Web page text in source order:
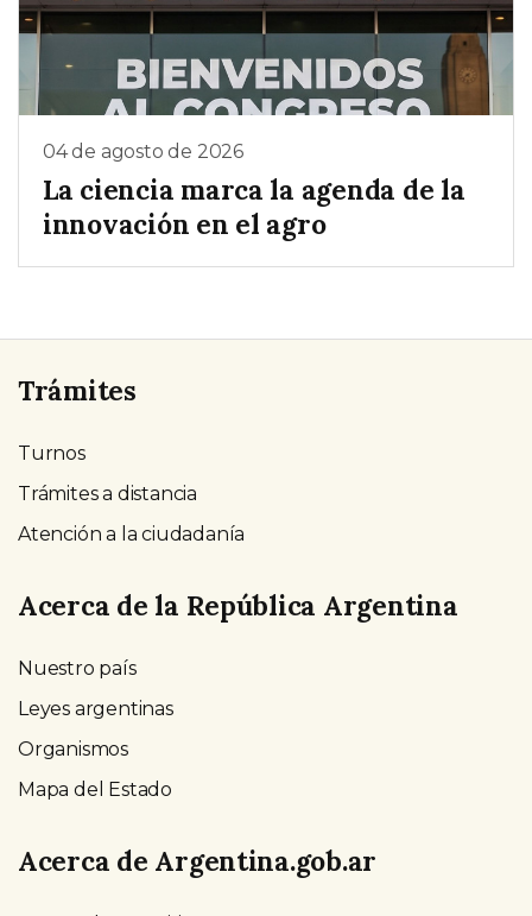
04 de agosto de 2026
La ciencia marca la agenda de la
innovación en el agro
Trámites
Turnos
Trámites a distancia
Atención a la ciudadanía
Acerca de la República Argentina
Nuestro país
Leyes argentinas
Organismos
Mapa del Estado
Acerca de Argentina.gob.ar